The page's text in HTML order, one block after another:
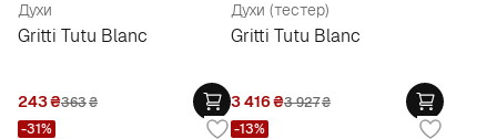
Духи
Gritti Tutu Blanc
243₴363₴
Духи (тестер)
Gritti Tutu Blanc
3 416₴3 927₴
-31% -13%